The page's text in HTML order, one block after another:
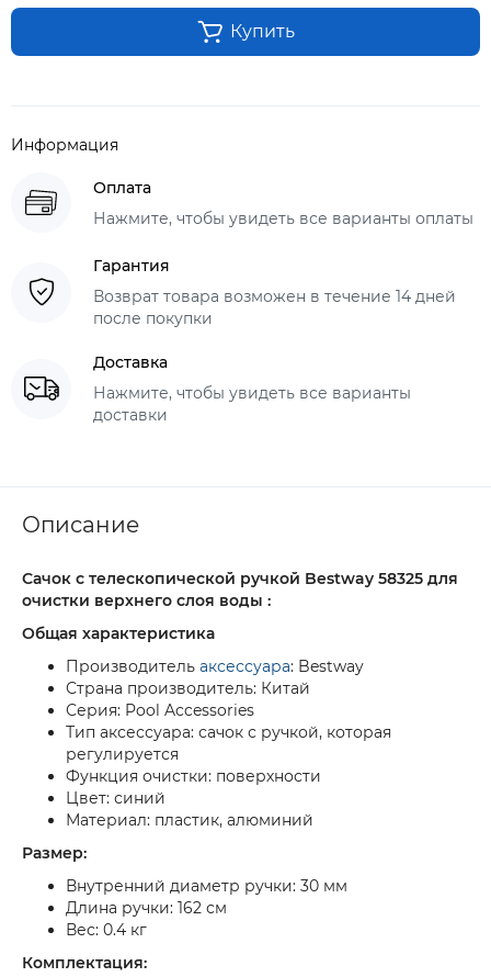
Купить
Информация
Оплата
Нажмите, чтобы увидеть все варианты оплаты
Гарантия
Возврат товара возможен в течение 14 дней
после покупки
Доставка
Нажмите, чтобы увидеть все варианты
доставки
Описание
Сачок с телескопической ручкой Bestway 58325 для
очистки верхнего слоя воды :
Общая характеристика
Производитель аксессуара: Bestway
Страна производитель: Китай
Серия: Pool Accessories
Тип аксессуара: сачок с ручкой, которая
регулируется
Функция очистки: поверхности
Цвет: синий
Материал: пластик, алюминий
Размер:
Внутренний диаметр ручки: 30 мм
Длина ручки: 162 см
Вес: 0.4 кг
Комплектация: